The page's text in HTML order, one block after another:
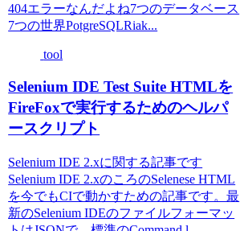
404エラーなんだよね7つのデータベース
7つの世界PotgreSQLRiak...
tool
Selenium IDE Test Suite HTMLを
FireFoxで実行するためのヘルパ
ースクリプト
Selenium IDE 2.xに関する記事です
Selenium IDE 2.xのころのSelenese HTML
を今でもCIで動かすための記事です。最
新のSelenium IDEのファイルフォーマッ